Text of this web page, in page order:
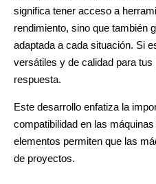
significa tener acceso a
rendimiento, sino que también
adaptada a cada situación. Si
versátiles y de calidad para tus
respuesta.
Este desarrollo enfatiza la
compatibilidad en las
elementos permiten que las
de proyectos.